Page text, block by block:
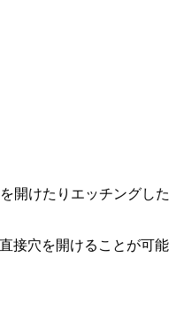
開けたりエッチングした
接穴を開けることが可能